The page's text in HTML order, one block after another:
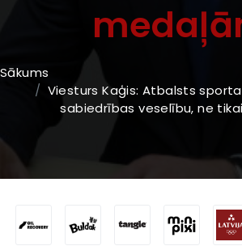
Sākums
Viesturs Kaģis: Atbalsts
sabiedrības veselību, ne